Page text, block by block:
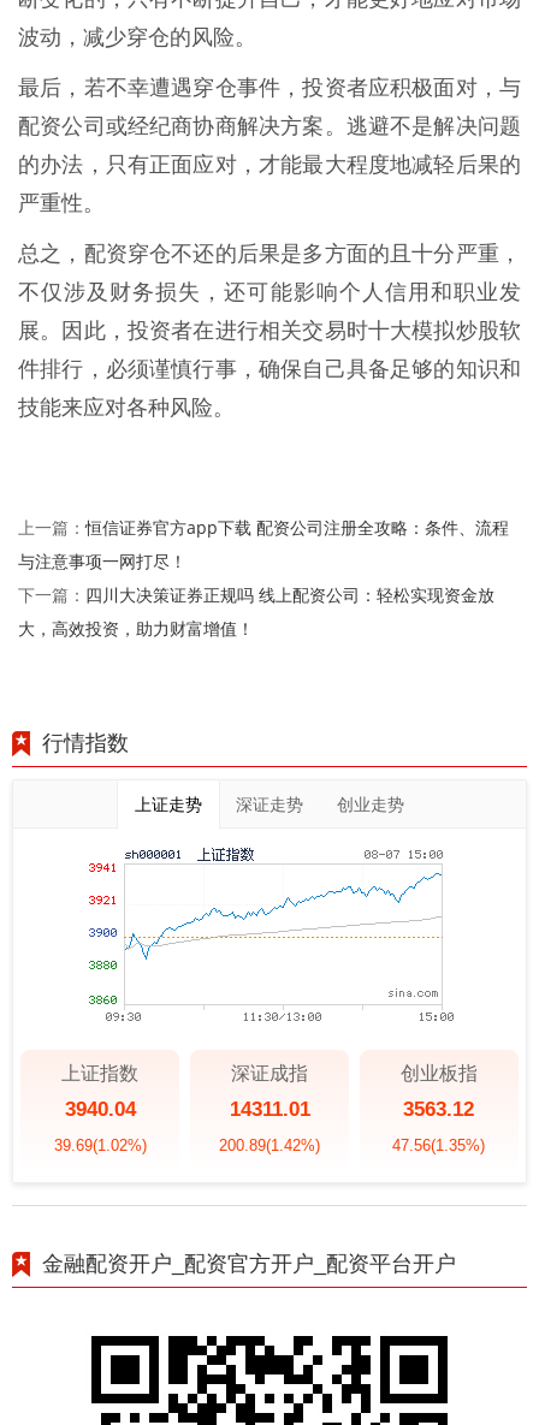
波动，减少穿仓的风险。
最后，若不幸遭遇穿仓事件，投资者应积极面对，与
配资公司或经纪商协商解决方案。逃避不是解决问题
的办法，只有正面应对，才能最大程度地减轻后果的
严重性。
总之，配资穿仓不还的后果是多方面的且十分严重，
不仅涉及财务损失，还可能影响个人信用和职业发
展。因此，投资者在进行相关交易时十大模拟炒股软
件排行，必须谨慎行事，确保自己具备足够的知识和
技能来应对各种风险。
上一篇：恒信证券官方app下载 配资公司注册全攻略：条件、流程
与注意事项一网打尽！
下一篇： 四川大决策证券正规吗 线上配资公司：轻松实现资金放
大，高效投资，助力财富增值！
行情指数
上证走势 深证走势 创业走势
上证指数
3940.04
39.69(1.02%)
深证成指
14311.01
200.89(1.42%)
创业板指
3563.12
47.56(1.35%)
金融配资开户_配资官方开户_配资平台开户